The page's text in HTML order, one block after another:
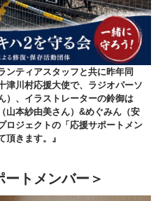
ンティアスタッフと共に昨年同
津川村応援大使で、ラジオパーソ
）、イラストレーターの鈴御は
山本紗由美さん）&めぐみん（安
ジェクトの「応援サポートメン
きます。』
ートメンバー＞